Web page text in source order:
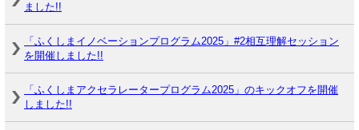
ました!!
「ふくしまイノベーションプログラム2025」#2相互理解セッション
を開催しました!!
「ふくしまアクセラレータープログラム2025」のキックオフを開催
しました!!